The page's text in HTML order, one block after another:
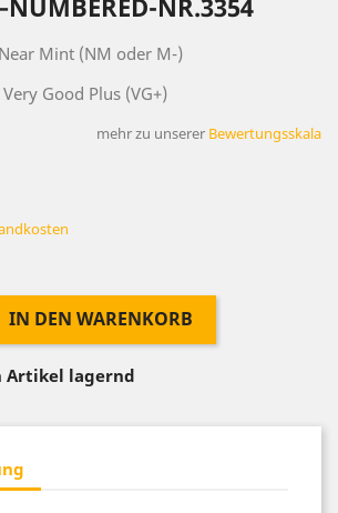
NR.3354
Near Mint (NM oder M-)
Very Good Plus (VG+)
mehr zu unserer Bewertungsskala
IN DEN WARENKORB
Artikel lagernd